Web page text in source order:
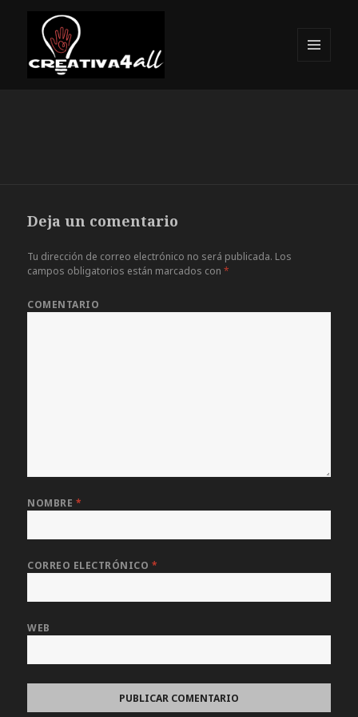
Deja un comentario
Tu dirección de correo electrónico no será publicada. Los
campos obligatorios están marcados con*
COMENTARIO
NOMBRE *
CORREO ELECTRÓNICO *
WEB